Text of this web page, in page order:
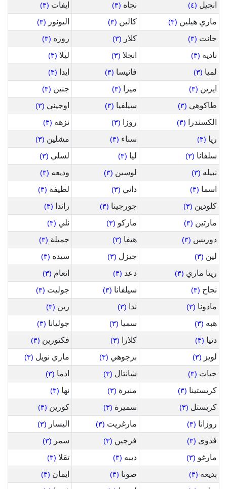
انجيل (٤) نجاه (٣) ايفات (٣)
ماري هيلين (٣) كالين (٣) اليونور (٣)
جانت (٣) كلار (٣) روزه (٣)
ناديه (٣) انجلا (٣) ليلا (٣)
لميا (٣) فانيسا (٣) ايدا (٣)
ايرين (٣) ميرا (٣) جنين (٣)
طاكوهي (٣) سيلفيا (٣) اوجيني (٣)
الكسندرا (٣) روزا (٣) نزهه (٣)
ريا (٣) سناء (٣) مشلين (٣)
سلفانا (٣) ليا (٣) لسلي (٣)
نبيله (٣) لوسين (٣) وديعه (٣)
اسما (٣) داني (٣) لطيفة (٣)
كلودين (٣) جورجينا (٣) راندا (٣)
مارتين (٣) ماركو (٣) نلي (٣)
دوريس (٣) هيفا (٣) جميلة (٣)
لين (٣) جيزل (٣) سيده (٣)
ريتا ماري (٣) دعد (٣) انعام (٣)
نجاح (٣) سيلفانا (٣) جوليت (٣)
مادونا (٣) ندا (٣) رين (٣)
هبه (٣) سميا (٣) جوليانا (٣)
دنيا (٣) كلارا (٣) فكتورين (٣)
لويز (٣) برجوهي (٣) ماري نويل (٣)
حيات (٣) شانتال (٣) ادما (٣)
كريستينا (٣) منيرة (٣) نها (٣)
كريستل (٣) سميرة (٣) كورين (٣)
روزانا (٣) مارغريت (٣) اليسار (٣)
فدوى (٣) فرجين (٣) سمر (٣)
مارغو (٣) ديبه (٣) تقلا (٣)
بديعه (٣) صونا (٣) ايمان (٣)